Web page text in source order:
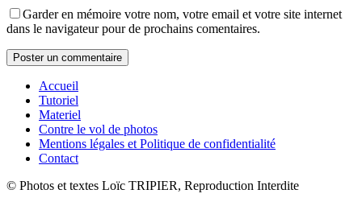
Garder en mémoire votre nom, votre email et votre site internet
dans le navigateur pour de prochains comentaires.
Accueil
Tutoriel
Materiel
Contre le vol de photos
Mentions légales et Politique de confidentialité
Contact
© Photos et textes Loïc TRIPIER, Reproduction Interdite